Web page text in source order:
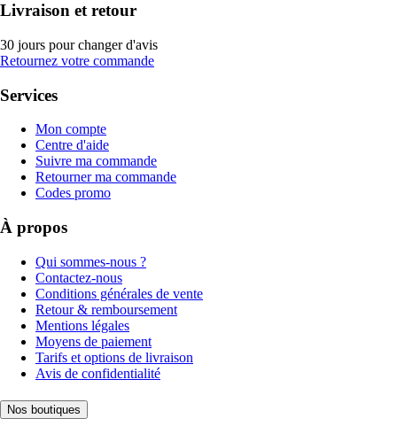
Livraison et retour
30 jours pour changer d'avis
Retournez votre commande
Services
Mon compte
Centre d'aide
Suivre ma commande
Retourner ma commande
Codes promo
À propos
Qui sommes-nous ?
Contactez-nous
Conditions générales de vente
Retour & remboursement
Mentions légales
Moyens de paiement
Tarifs et options de livraison
Avis de confidentialité
Nos boutiques